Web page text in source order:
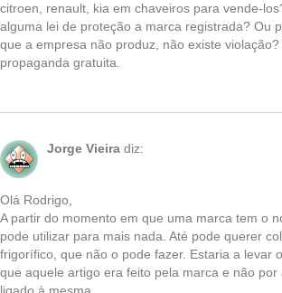
citroen, renault, kia em chaveiros para vende-
alguma lei de proteção a marca registrada? Ou
que a empresa não produz, não existe
propaganda gratuita.
Jorge Vieira diz:
Olá Rodrigo,
A partir do momento em que uma marca tem o
pode utilizar para mais nada. Até pode querer
frigorífico, que não o pode fazer. Estaria a levar
que aquele artigo era feito pela marca e não por